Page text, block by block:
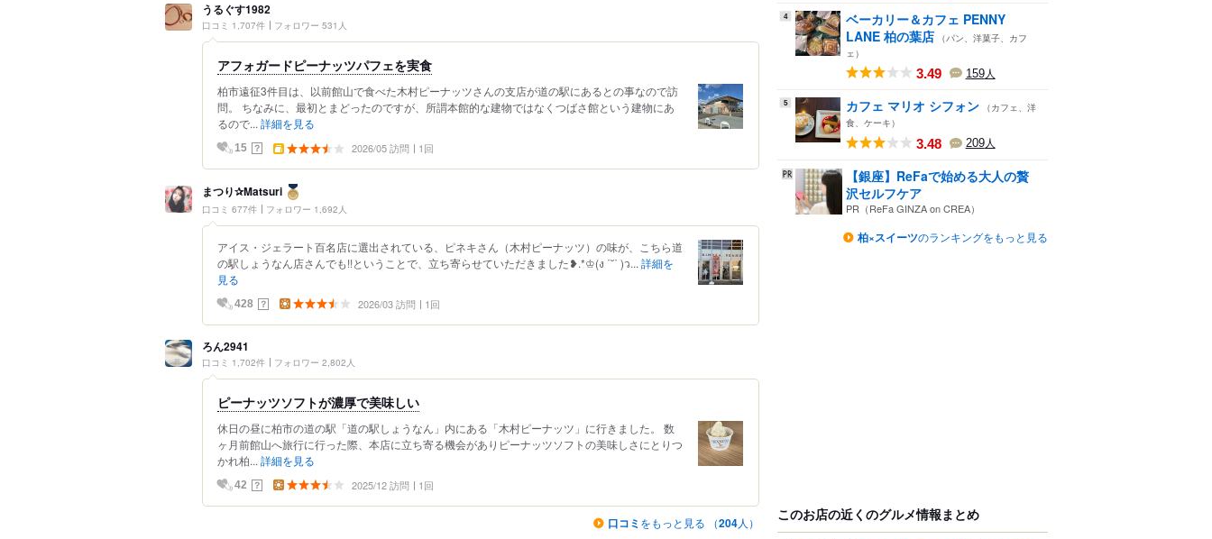
うるぐす1982
口コミ 1,707件 フォロワー 531人
アフォガードピーナッツパフェを実食
柏市遠征3件目は、以前館山で食べた木村ピーナッツさんの支店が道の駅にあるとの事なので訪
問。 ちなみに、最初とまどったのですが、所謂本館的な建物ではなくつばさ館という建物にあ
るので... 詳細を見る
15 ？ 2026/05 訪問 1回
まつり✰Matsuri
口コミ 677件 フォロワー 1,692人
アイス・ジェラート百名店に選出されている、ピネキさん（木村ピーナッツ）の味が、こちら道
の駅しょうなん店さんでも!!ということで、立ち寄らせていただきました❥.*♔(ง ˙˘˙ )ว... 詳細を
見る
428 ？ 2026/03 訪問 1回
ろん2941
口コミ 1,702件 フォロワー 2,802人
ピーナッツソフトが濃厚で美味しい
休日の昼に柏市の道の駅「道の駅しょうなん」内にある「木村ピーナッツ」に行きました。 数
ヶ月前館山へ旅行に行った際、本店に立ち寄る機会がありピーナッツソフトの美味しさにとりつ
かれ柏... 詳細を見る
42 ？ 2025/12 訪問 1回
口コミ をもっと見る （204人）
4
ベーカリー＆カフェ PENNY
LANE 柏の葉店 （パン、洋菓子、カフ
ェ）
3.49 159人
5 カフェ マリオ シフォン （カフェ、洋
食、ケーキ）
3.48 209人
【銀座】ReFaで始める大人の贅
沢セルフケア
PR（ReFa GINZA on CREA）
柏×スイーツのランキングをもっと見る
このお店の近くのグルメ情報まとめ